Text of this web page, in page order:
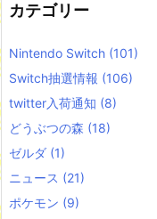
カテゴリー
Nintendo Switch (101)
Switch抽選情報 (106)
twitter入荷通知 (8)
どうぶつの森 (18)
ゼルダ (1)
ニュース (21)
ポケモン (9)